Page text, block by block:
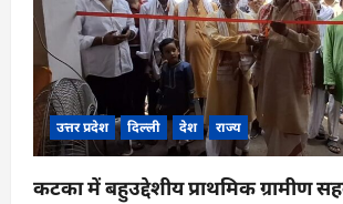
उत्तर प्रदेश दिल्ली देश राज्य
कटका में बहुउद्देशीय प्राथमिक ग्रामीण